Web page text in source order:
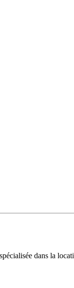
dans la